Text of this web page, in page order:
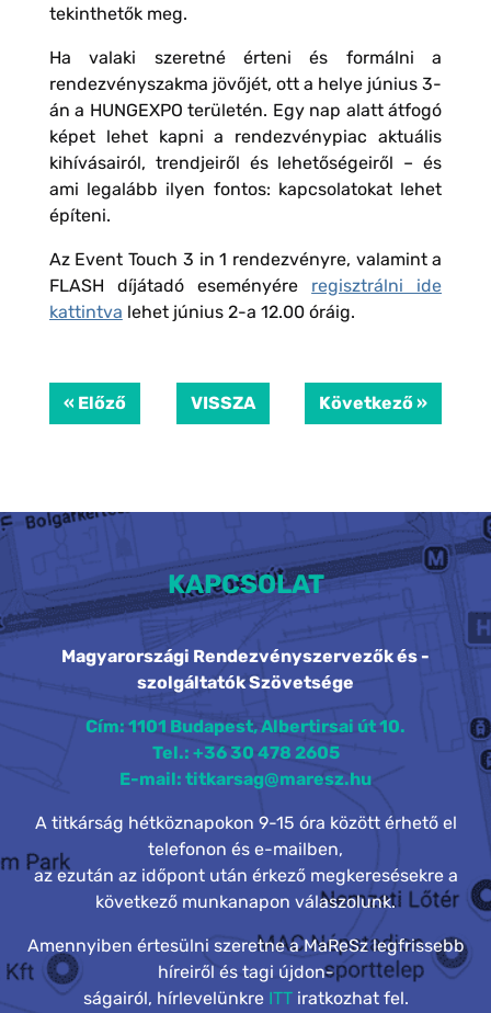
tekinthetők meg.
Ha valaki szeretné érteni és formálni a
rendezvényszakma jövőjét, ott a helye június 3-
án a HUNGEXPO területén. Egy nap alatt átfogó
képet lehet kapni a rendezvénypiac aktuális
kihívásairól, trendjeiről és lehetőségeiről – és
ami legalább ilyen fontos: kapcsolatokat lehet
építeni.
Az Event Touch 3 in 1 rendezvényre, valamint a
FLASH díjátadó eseményére regisztrálni ide
kattintva lehet június 2-a 12.00 óráig.
« Előző VISSZA Következő »
KAPCSOLAT
Magyarországi Rendezvényszervezők és -
szolgáltatók Szövetsége
Cím: 1101 Budapest, Albertirsai út 10.
Tel.: +36 30 478 2605
E-mail: titkarsag@maresz.hu
A titkárság hétköznapokon 9-15 óra között érhető el
telefonon és e-mailben,
az ezután az időpont után érkező megkeresésekre a
következő munkanapon válaszolunk.
Amennyiben értesülni szeretne a MaReSz legfrissebb
híreiről és tagi újdon-
ságairól, hírlevelünkre ITTiratkozhat fel.